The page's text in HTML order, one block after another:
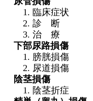
1. 臨床症状
2. 診 断
3. 治 療
下部尿路損傷
1. 膀胱損傷
2. 尿道損傷
陰茎損傷
1. 陰茎折症